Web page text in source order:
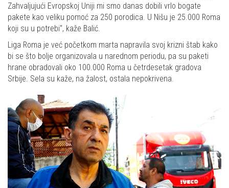
Zahvaljujući Evropskoj Uniji mi smo danas dobili vrlo bogate
pakete kao veliku pomoć za 250 porodica. U Nišu je 25.000 Roma
koji su u potrebi", kaže Balić.
Liga Roma je već početkom marta napravila svoj krizni štab kako
bi se što bolje organizovala u narednom periodu, pa su paketi
hrane obradovali oko 100.000 Roma u četrdesetak gradova
Srbije. Sela su kaže, na žalost, ostala nepokrivena.